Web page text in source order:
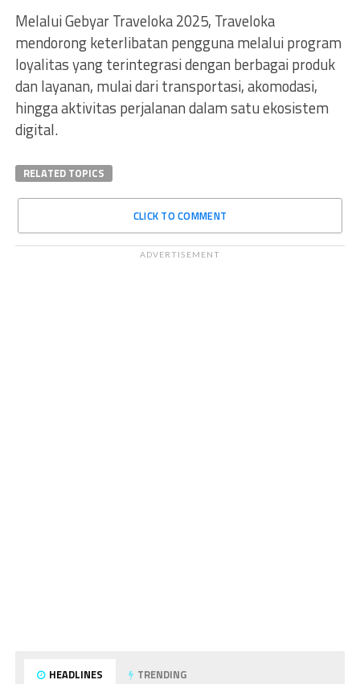
Melalui Gebyar Traveloka 2025, Traveloka
mendorong keterlibatan pengguna melalui program
loyalitas yang terintegrasi dengan berbagai produk
dan layanan, mulai dari transportasi, akomodasi,
hingga aktivitas perjalanan dalam satu ekosistem
digital.
RELATED TOPICS
CLICK TO COMMENT
ADVERTISEMENT
HEADLINES TRENDING